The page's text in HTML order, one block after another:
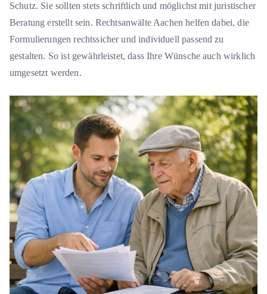
Schutz. Sie sollten stets schriftlich und möglichst mit juristischer
Beratung erstellt sein. Rechtsanwälte Aachen helfen dabei, die
Formulierungen rechtssicher und individuell passend zu
gestalten. So ist gewährleistet, dass Ihre Wünsche auch wirklich
umgesetzt werden.